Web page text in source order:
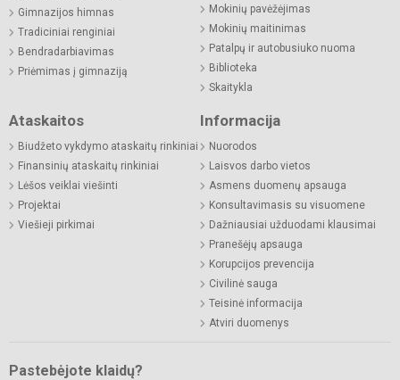
Gimnazijos himnas
Tradiciniai renginiai
Bendradarbiavimas
Priėmimas į gimnaziją
Mokinių pavėžėjimas
Mokinių maitinimas
Patalpų ir autobusiuko nuoma
Biblioteka
Skaitykla
Ataskaitos
Biudžeto vykdymo ataskaitų rinkiniai
Finansinių ataskaitų rinkiniai
Lėšos veiklai viešinti
Projektai
Viešieji pirkimai
Informacija
Nuorodos
Laisvos darbo vietos
Asmens duomenų apsauga
Konsultavimasis su visuomene
Dažniausiai užduodami klausimai
Pranešėjų apsauga
Korupcijos prevencija
Civilinė sauga
Teisinė informacija
Atviri duomenys
Pastebėjote klaidų?